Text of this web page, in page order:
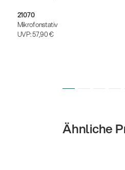
21070
Mikrofonstativ
UVP:57,90 €
Ähnliche